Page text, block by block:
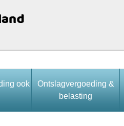
ook
Ontslagvergoeding &
belasting